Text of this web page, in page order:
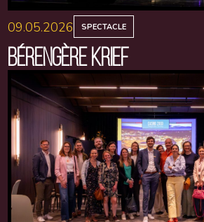
09.05.2026 SPECTACLE
BÉRENGÈRE KRIEF